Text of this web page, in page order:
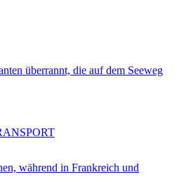
überrannt, die auf dem Seeweg
während in Frankreich und